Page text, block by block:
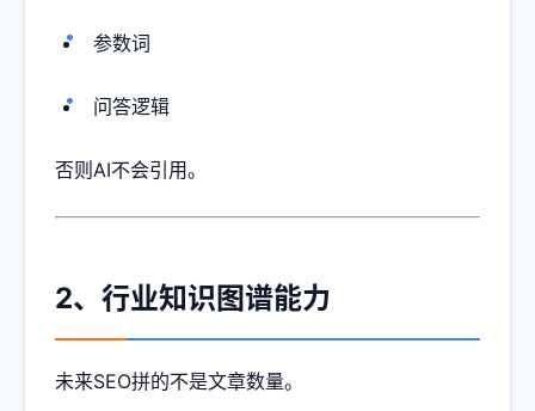
参数词
问答逻辑
否则AI不会引用。
2、行业知识图谱能力
未来SEO拼的不是文章数量。